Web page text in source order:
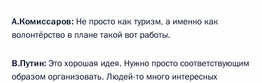
А.Комиссаров: Не просто как туризм, а именно как
волонтёрство в плане такой вот работы.
В.Путин: Это хорошая идея. Нужно просто соответствующим
образом организовать. Людей-то много интересных